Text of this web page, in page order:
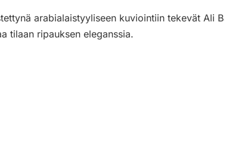
arabialaistyyliseen kuviointiin tekevät Ali
tilaan ripauksen eleganssia.